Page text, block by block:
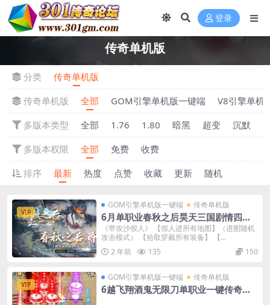
登录
传奇单机版
分类
传奇单机版
传奇单机版
全部 GOM引擎单机版一键端
V8引擎单机
多版本类型
全部 1.76 1.80 暗黑 超变 沉默
多版本权限
全部 免费
收费
排序
最新 热度 点赞 收藏 更新 随机
VIP
GOM引擎单机版一键端 传奇单机版
6月单职业春秋之后昊天三国剧情四大
陆单机版-附带GM后台
《带攻沙假人》 【假人进所有地图】（进图随机
攻击模式） 【拾取穿戴所有装备】 【...
2 年前
135 150
VIP
GOM引擎单机版一键端 传奇单机版
6越飞翔酒鬼无限刀单职业一键传奇版